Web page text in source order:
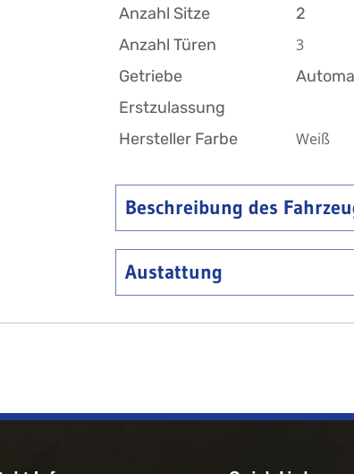
Anzahl Sitze
2
Anzahl Türen
3
Getriebe
Erstzulassung
Hersteller Farbe
Weiß
Beschreibung des
Austattung